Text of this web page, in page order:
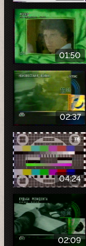
01:50
02:37
04:24
02:09